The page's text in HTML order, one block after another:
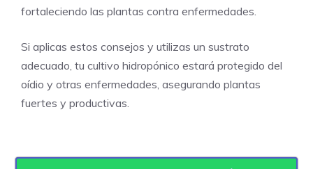
fortaleciendo las plantas contra enfermedades.
Si aplicas estos consejos y utilizas un sustrato
adecuado, tu cultivo hidropónico estará protegido del
oídio y otras enfermedades, asegurando plantas
fuertes y productivas.